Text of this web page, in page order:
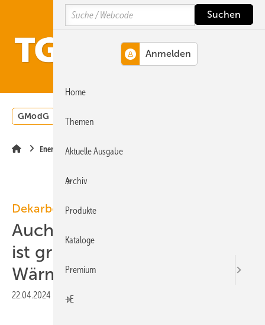
Hauptinhalt
Hauptmenü
SiteSearch
GModG Wärmepumpe
Energietechnik
Dekarbonisierung
Auch der Winter-Strommix
ist grün genug für
Wärmepumpen
22.04.2024 Veröffentlicht in
Search
Home
Themen
Aktuelle Ausgabe
Archiv
Produkte
Kataloge
Premium
+E